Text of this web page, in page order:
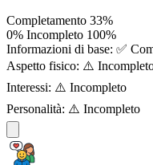
Completamento 33%
0% Incompleto 100%
Informazioni di base: ✅
Aspetto fisico: ⚠️
Interessi: ⚠️ Incompleto
Personalità: ⚠️ Incompleto